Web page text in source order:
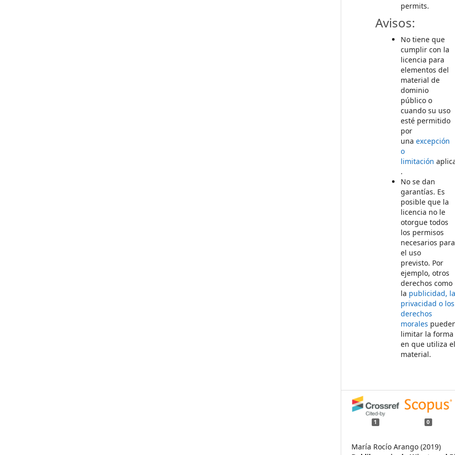
permits.
Avisos:
No tiene que
cumplir con la
licencia para
elementos del
material de
dominio
público o
cuando su uso
esté permitido
por
unaexcepción
o
limitación
.
No se dan
garantías. Es
posible que la
licencia no le
otorgue todos
los permisos
necesarios para
el uso
previsto. Por
ejemplo, otros
derechos como
la publicidad,
privacidad o los
derechos
morales
limitar la forma
en que utiliza
material.
1 0
María Rocío Arango (2019)